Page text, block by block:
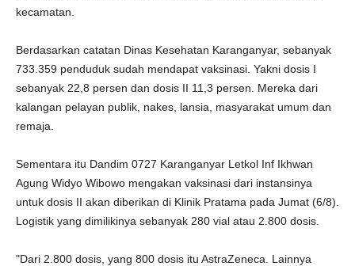
kecamatan.
Berdasarkan catatan Dinas Kesehatan Karanganyar, sebanyak
733.359 penduduk sudah mendapat vaksinasi. Yakni dosis I
sebanyak 22,8 persen dan dosis II 11,3 persen. Mereka dari
kalangan pelayan publik, nakes, lansia, masyarakat umum dan
remaja.
Sementara itu Dandim 0727 Karanganyar Letkol Inf Ikhwan
Agung Widyo Wibowo mengakan vaksinasi dari instansinya
untuk dosis II akan diberikan di Klinik Pratama pada Jumat (6/8).
Logistik yang dimilikinya sebanyak 280 vial atau 2.800 dosis.
"Dari 2.800 dosis, yang 800 dosis itu AstraZeneca. Lainnya